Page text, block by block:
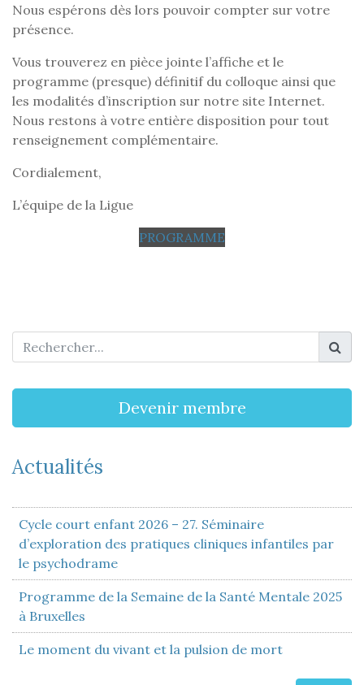
Nous espérons dès lors pouvoir compter sur votre
présence.
Vous trouverez en pièce jointe l’affiche et le
programme (presque) définitif du colloque ainsi que
les modalités d’inscription sur notre site Internet.
Nous restons à votre entière disposition pour tout
renseignement complémentaire.
Cordialement,
L’équipe de la Ligue
PROGRAMME
Devenir membre
Actualités
Cycle court enfant 2026 – 27. Séminaire
d’exploration des pratiques cliniques infantiles par
le psychodrame
Programme de la Semaine de la Santé Mentale 2025
à Bruxelles
Le moment du vivant et la pulsion de mort